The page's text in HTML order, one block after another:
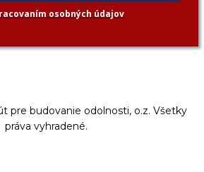
osobných údajov
pre budovanie odolnosti, o.z. Všetky
práva vyhradené.